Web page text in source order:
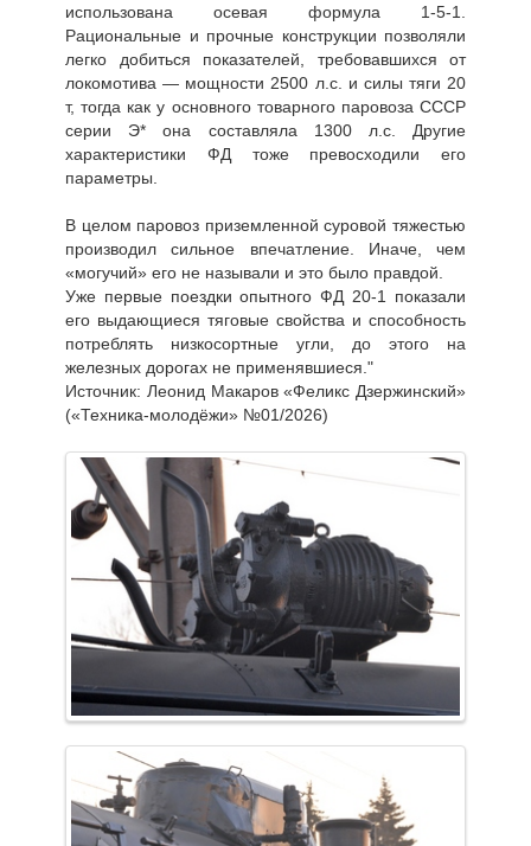
использована осевая формула 1-5-1.
Рациональные и прочные конструкции позволяли
легко добиться показателей, требовавшихся от
локомотива — мощности 2500 л.с. и силы тяги 20
т, тогда как у основного товарного паровоза СССР
серии Э* она составляла 1300 л.с. Другие
характеристики ФД тоже превосходили его
параметры.
В целом паровоз приземленной суровой тяжестью
производил сильное впечатление. Иначе, чем
«могучий» его не называли и это было правдой.
Уже первые поездки опытного ФД 20-1 показали
его выдающиеся тяговые свойства и способность
потреблять низкосортные угли, до этого на
железных дорогах не применявшиеся."
Источник: Леонид Макаров «Феликс Дзержинский»
(«Техника-молодёжи» №01/2026)